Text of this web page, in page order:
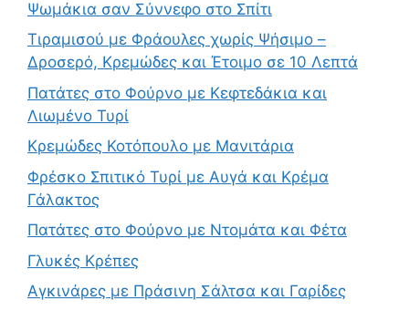
Ψωμάκια σαν Σύννεφο στο Σπίτι
Τιραμισού με Φράουλες χωρίς Ψήσιμο –
Δροσερό, Κρεμώδες και Έτοιμο σε 10 Λεπτά
Πατάτες στο Φούρνο με Κεφτεδάκια και
Λιωμένο Τυρί
Κρεμώδες Κοτόπουλο με Μανιτάρια
Φρέσκο Σπιτικό Τυρί με Αυγά και Κρέμα
Γάλακτος
Πατάτες στο Φούρνο με Ντομάτα και Φέτα
Γλυκές Κρέπες
Αγκινάρες με Πράσινη Σάλτσα και Γαρίδες